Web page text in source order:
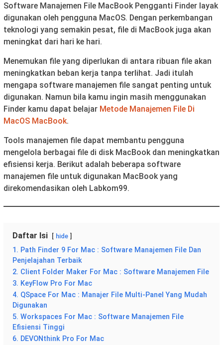
Software Manajemen File MacBook Pengganti Finder layak
digunakan oleh pengguna MacOS. Dengan perkembangan
teknologi yang semakin pesat, file di MacBook juga akan
meningkat dari hari ke hari.
Menemukan file yang diperlukan di antara ribuan file akan
meningkatkan beban kerja tanpa terlihat. Jadi itulah
mengapa software manajemen file sangat penting untuk
digunakan. Namun bila kamu ingin masih menggunakan
Finder kamu dapat belajar Metode Manajemen File Di
MacOS MacBook.
Tools manajemen file dapat membantu pengguna
mengelola berbagai file di disk MacBook dan meningkatkan
efisiensi kerja. Berikut adalah beberapa software
manajemen file untuk digunakan MacBook yang
direkomendasikan oleh Labkom99.
Daftar Isi hide
1. Path Finder 9 For Mac : Software Manajemen File Dan
Penjelajahan Terbaik
2. Client Folder Maker For Mac : Software Manajemen File
3. KeyFlow Pro For Mac
4. QSpace For Mac : Manajer File Multi-Panel Yang Mudah
Digunakan
5. Workspaces For Mac : Software Manajemen File
Efisiensi Tinggi
6. DEVONthink Pro For Mac